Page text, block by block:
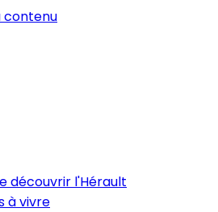
contenu
découvrir l'Hérault
à vivre